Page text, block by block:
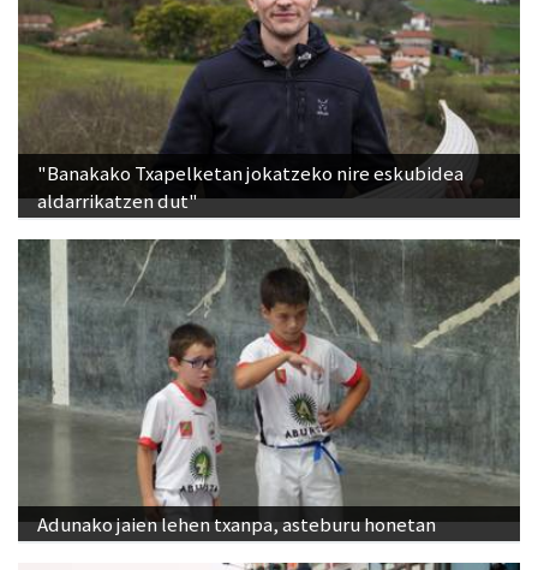
"Banakako Txapelketan jokatzeko nire eskubidea
aldarrikatzen dut"
Adunako jaien lehen txanpa, asteburu honetan